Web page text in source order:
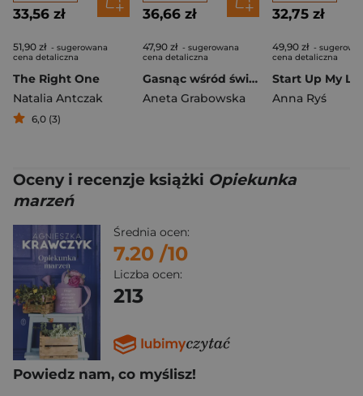
33,56 zł
51,90 zł - sugerowana
cena detaliczna
The Right One
Natalia Antczak
6,0 (3)
36,66 zł
47,90 zł - sugerowana
cena detaliczna
Gasnąc wśród świateł
Aneta Grabowska
32,75 zł
49,90 zł -
cena detaliczna
Start Up My
Anna Ryś
Oceny i recenzje książki Opiekunka
marzeń
Średnia ocen:
7.20 /10
Liczba ocen:
213
Powiedz nam, co myślisz!